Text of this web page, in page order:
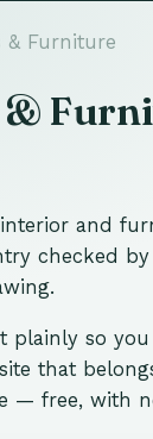
Furniture
and
checked
plainly so
that
— free, with